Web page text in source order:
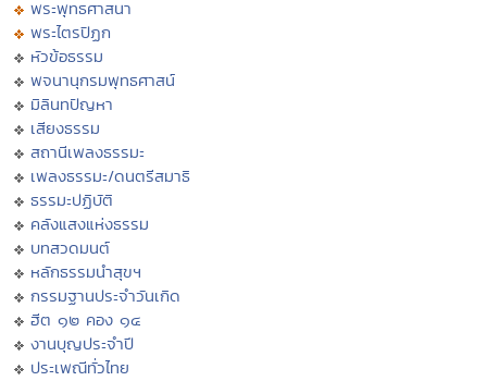
พระพุทธศาสนา
พระไตรปิฏก
หัวข้อธรรม
พจนานุกรมพุทธศาสน์
มิลินทปัญหา
เสียงธรรม
สถานีเพลงธรรมะ
เพลงธรรมะ/ดนตรีสมาธิ
ธรรมะปฏิบัติ
คลังแสงแห่งธรรม
บทสวดมนต์
หลักธรรมนำสุขฯ
กรรมฐานประจำวันเกิด
ฮีต ๑๒ คอง ๑๔
งานบุญประจำปี
ประเพณีทั่วไทย